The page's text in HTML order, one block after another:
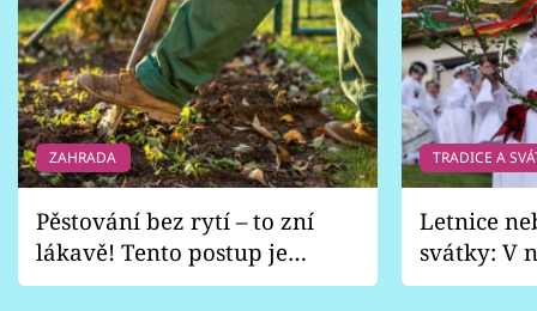
ZAHRADA
Pěstování bez rytí – to zní
lákavě! Tento postup je
vhodný jen pro některé
TRADICE A
Letnice
svátky: V
pondělí